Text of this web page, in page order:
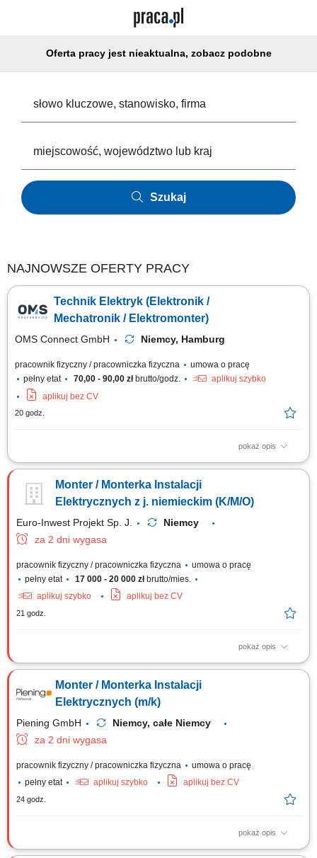
Oferta pracy jest nieaktualna, zobacz podobne
Szukaj
NAJNOWSZE OFERTY PRACY
Technik Elektryk (Elektronik /
Mechatronik / Elektromonter)
OMS Connect GmbH Niemcy, Hamburg
pracownik fizyczny / pracowniczka fizyczna
umowa o pracę
pełny etat
70,00 - 90,00 złbrutto/godz.
aplikuj szybko
aplikuj bez CV
20 godz.
pokaż opis
Twoje zadania jako Technik Elektryk/ Elektronik/ Mechatronik/
kable; Wykonywanie podstawowych pomiarów przy użyciu miernika;
Dojazd do klienta z biura firmy samochodem służbowym; Twoje
Monter / Monterka Instalacji
Elektrycznych z j. niemieckim (K/M/O)
Euro-Inwest Projekt Sp. J.
Niemcy
za 2 dni wygasa
pracownik fizyczny / pracowniczka fizyczna
umowa o pracę
pełny etat
17 000 - 20 000 złbrutto/mies.
aplikuj szybko
aplikuj bez CV
21 godz.
pokaż opis
Montaż instalacji elektrycznych, tras kablowych i linii. Instalowanie
rozdzielnic i szaf sterowniczych.
Monter / Monterka Instalacji
Elektrycznych (m/k)
Piening GmbH
Niemcy, całe Niemcy
za 2 dni wygasa
pracownik fizyczny / pracowniczka fizyczna
umowa o pracę
pełny etat
aplikuj szybko aplikuj bez CV
24 godz.
pokaż opis
Stosunek pracy: stałe zatrudnienie w naszej firmie Czas trwania umowy: